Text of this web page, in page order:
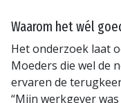
Waarom het wél
Het onderzoek laat
Moeders die wel de
ervaren de
“Mijn werkgever